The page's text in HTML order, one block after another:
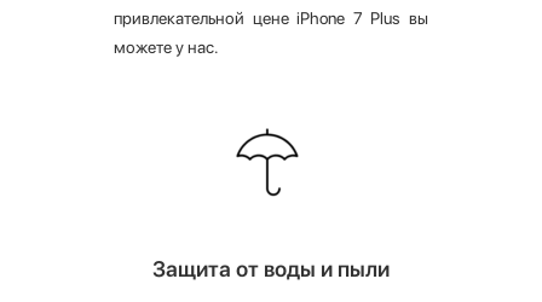
привлекательной цене iPhone 7 Plus вы
можете у нас.
Защита от воды и пыли